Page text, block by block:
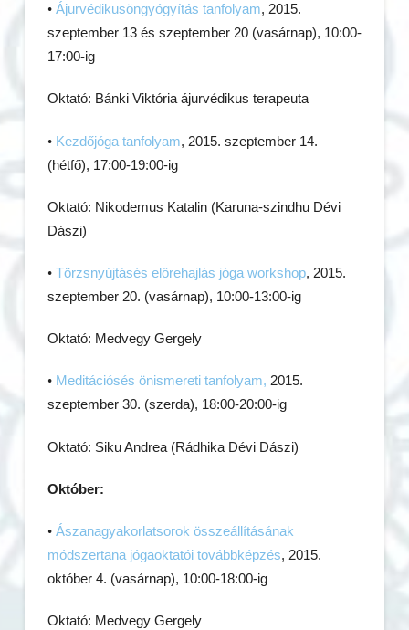
• Ájurvédikusöngyógyítás tanfolyam, 2015.
szeptember 13 és szeptember 20 (vasárnap), 10:00-
17:00-ig
Oktató: Bánki Viktória ájurvédikus terapeuta
• Kezdőjóga tanfolyam, 2015. szeptember 14.
(hétfő), 17:00-19:00-ig
Oktató: Nikodemus Katalin (Karuna-szindhu Dévi
Dászi)
• Törzsnyújtásés előrehajlás jóga workshop, 2015.
szeptember 20. (vasárnap), 10:00-13:00-ig
Oktató: Medvegy Gergely
• Meditációsés önismereti tanfolyam, 2015.
szeptember 30. (szerda), 18:00-20:00-ig
Oktató: Siku Andrea (Rádhika Dévi Dászi)
Október:
• Ászanagyakorlatsorok összeállításának
módszertana jógaoktatói továbbképzés, 2015.
október 4. (vasárnap), 10:00-18:00-ig
Oktató: Medvegy Gergely